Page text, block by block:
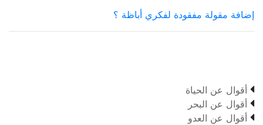
إضافة مقولة مفقودة لفكري أباظة ؟
 أقوال عن الحياة
 أقوال عن البحر
 أقوال عن العدو